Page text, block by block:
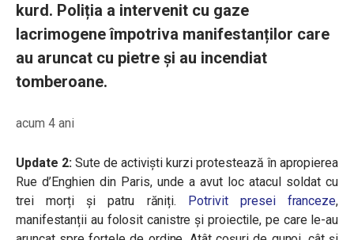
kurd. Poliția a intervenit cu gaze
lacrimogene împotriva manifestanților care
au aruncat cu pietre și au incendiat
tomberoane.
acum 4 ani
Update 2: Sute de activiști kurzi protestează în apropierea
Rue d’Enghien din Paris, unde a avut loc atacul soldat cu
trei morți și patru răniți. Potrivit presei franceze,
manifestanții au folosit canistre și proiectile, pe care le-au